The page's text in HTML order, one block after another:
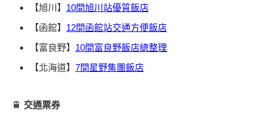
【旭川】 10間旭川站優質飯店
【函館】 12間函館站交通方便飯店
【富良野】 10間富良野飯店總整理
【北海道】 7間星野集團飯店
🚆 交通票券